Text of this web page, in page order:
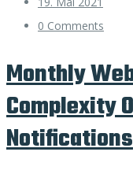
0 Comments
Monthly
Complexity
Notifications